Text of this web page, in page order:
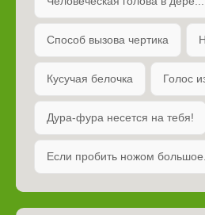
Способ вызова чертика
Кусучая белочка Голос
Дура-фура несется на тебя!
Если пробить ножом